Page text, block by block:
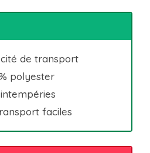
de transport
polyester
faciles